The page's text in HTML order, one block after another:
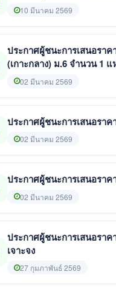
10 มีนาคม 2569
ประกาศผู้ชนะการเสนอรา
(เกาะกลาง) ม.6 จำนวน 1
02 มีนาคม 2569
ประกาศผู้ชนะการเสนอรา
02 มีนาคม 2569
ประกาศผู้ชนะการเสนอรา
02 มีนาคม 2569
ประกาศผู้ชนะการเสนอรา
เจาะจง
27 กุมภาพันธ์ 2569